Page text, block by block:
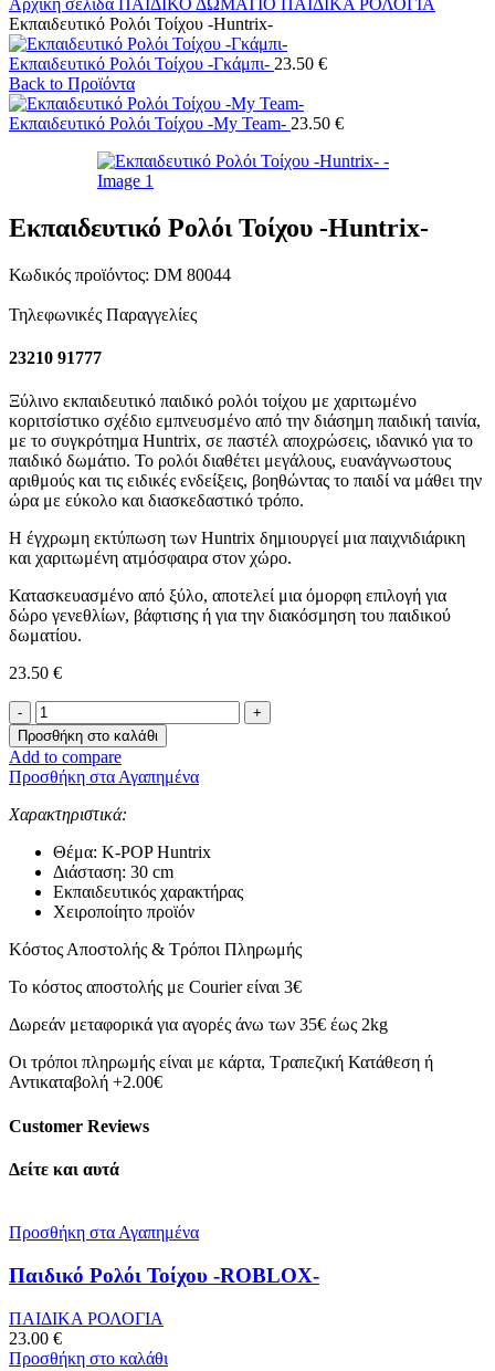
Αρχική σελίδα ΠΑΙΔΙΚΟ ΔΩΜΑΤΙΟ ΠΑΙΔΙΚΑ ΡΟΛΟΓΙΑ
Εκπαιδευτικό Ρολόι Τοίχου -Huntrix-
Εκπαιδευτικό Ρολόι Τοίχου -Γκάμπι- 23.50 €
Back to Προϊόντα
Εκπαιδευτικό Ρολόι Τοίχου -My Team- 23.50 €
Εκπαιδευτικό Ρολόι Τοίχου -Huntrix-
Κωδικός προϊόντος: DM 80044
Τηλεφωνικές Παραγγελίες
23210 91777
Ξύλινο εκπαιδευτικό παιδικό ρολόι τοίχου με χαριτωμένο
κοριτσίστικο σχέδιο εμπνευσμένο από την διάσημη παιδική ταινία,
με το συγκρότημα Huntrix, σε παστέλ αποχρώσεις, ιδανικό για το
παιδικό δωμάτιο. Το ρολόι διαθέτει μεγάλους, ευανάγνωστους
αριθμούς και τις ειδικές ενδείξεις, βοηθώντας το παιδί να μάθει την
ώρα με εύκολο και διασκεδαστικό τρόπο.
Η έγχρωμη εκτύπωση των Huntrix δημιουργεί μια παιχνιδιάρικη
και χαριτωμένη ατμόσφαιρα στον χώρο.
Κατασκευασμένο από ξύλο, αποτελεί μια όμορφη επιλογή για
δώρο γενεθλίων, βάφτισης ή για την διακόσμηση του παιδικού
δωματίου.
23.50 €
Εκπαιδευτικό
Ρολόι
Τοίχου
-
Huntrix-
ποσότητα
Προσθήκη στο καλάθι
Add to compare
Προσθήκη στα Αγαπημένα
Χαρακτηριστικά:
Θέμα: K-POP Huntrix
Διάσταση: 30 cm
Εκπαιδευτικός χαρακτήρας
Χειροποίητο προϊόν
Κόστος Αποστολής & Τρόποι Πληρωμής
Το κόστος αποστολής με Courier είναι 3€
Δωρεάν μεταφορικά για αγορές άνω των 35€ έως 2kg
Οι τρόποι πληρωμής είναι με κάρτα, Τραπεζική Κατάθεση ή
Αντικαταβολή +2.00€
Customer Reviews
Δείτε και αυτά
Προσθήκη στα Αγαπημένα
Παιδικό Ρολόι Τοίχου -ROBLOX-
ΠΑΙΔΙΚΑ ΡΟΛΟΓΙΑ
23.00 €
Προσθήκη στο καλάθι